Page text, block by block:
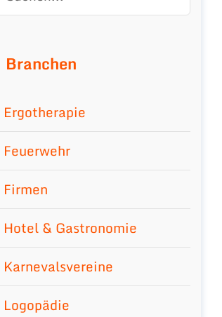
Branchen
Ergotherapie
Feuerwehr
Firmen
Hotel & Gastronomie
Karnevalsvereine
Logopädie